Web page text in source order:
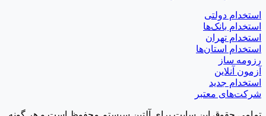
استخدام دولتی
استخدام بانک‌ها
استخدام تهران
استخدام استان‌ها
رزومه ساز
آزمون آنلاین
استخدام جدید
شرکت‌های معتبر